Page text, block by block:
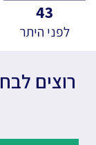
43
לפני היתר